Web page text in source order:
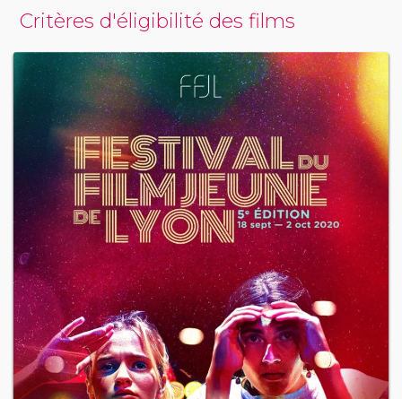
Critères d'éligibilité des films